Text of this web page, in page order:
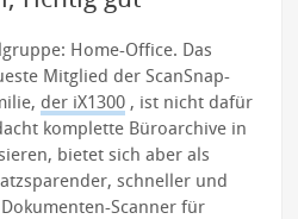
Home-Office. Das
Mitglied der ScanSnap-
der iX1300 , ist nicht dafür
komplette Büroarchive in
bietet sich aber als
schneller und
Scanner für